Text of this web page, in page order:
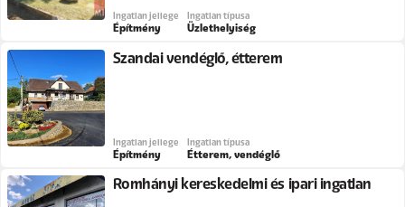
Ingatlan jellege
Építmény
Ingatlan típusa
Üzlethelyiség
Szandai vendéglő, étterem
Ingatlan jellege
Építmény
Ingatlan típusa
Étterem, vendéglő
Romhányi kereskedelmi és ipari ingatlan